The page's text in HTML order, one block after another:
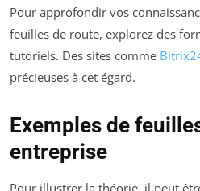
Pour approfondir vos
feuilles de route, explorez des
tutoriels. Des sites comme
précieuses à cet égard.
Exemples de
entreprise
Pour illustrer la théorie, il peut